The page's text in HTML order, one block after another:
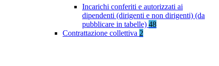
Incarichi conferiti e autorizzati ai
dipendenti (dirigenti e non dirigenti) (da
pubblicare in tabelle) 48
Contrattazione collettiva 2